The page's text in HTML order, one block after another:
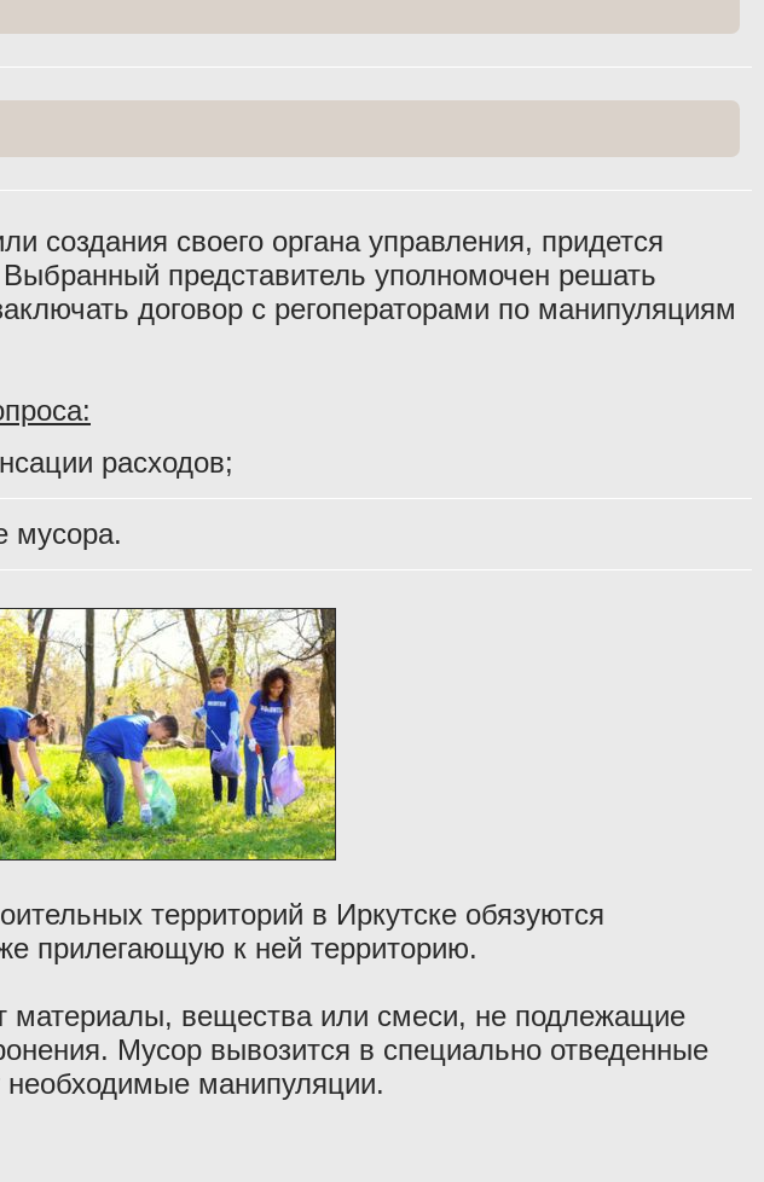
создания своего органа управления, придется
представитель уполномочен решать
договор с регоператорами по манипуляциям
расходов;
мусора.
территорий в Иркутске обязуются
прилегающую к ней территорию.
материалы, вещества или смеси, не подлежащие
Мусор вывозится в специально отведенные
необходимые манипуляции.